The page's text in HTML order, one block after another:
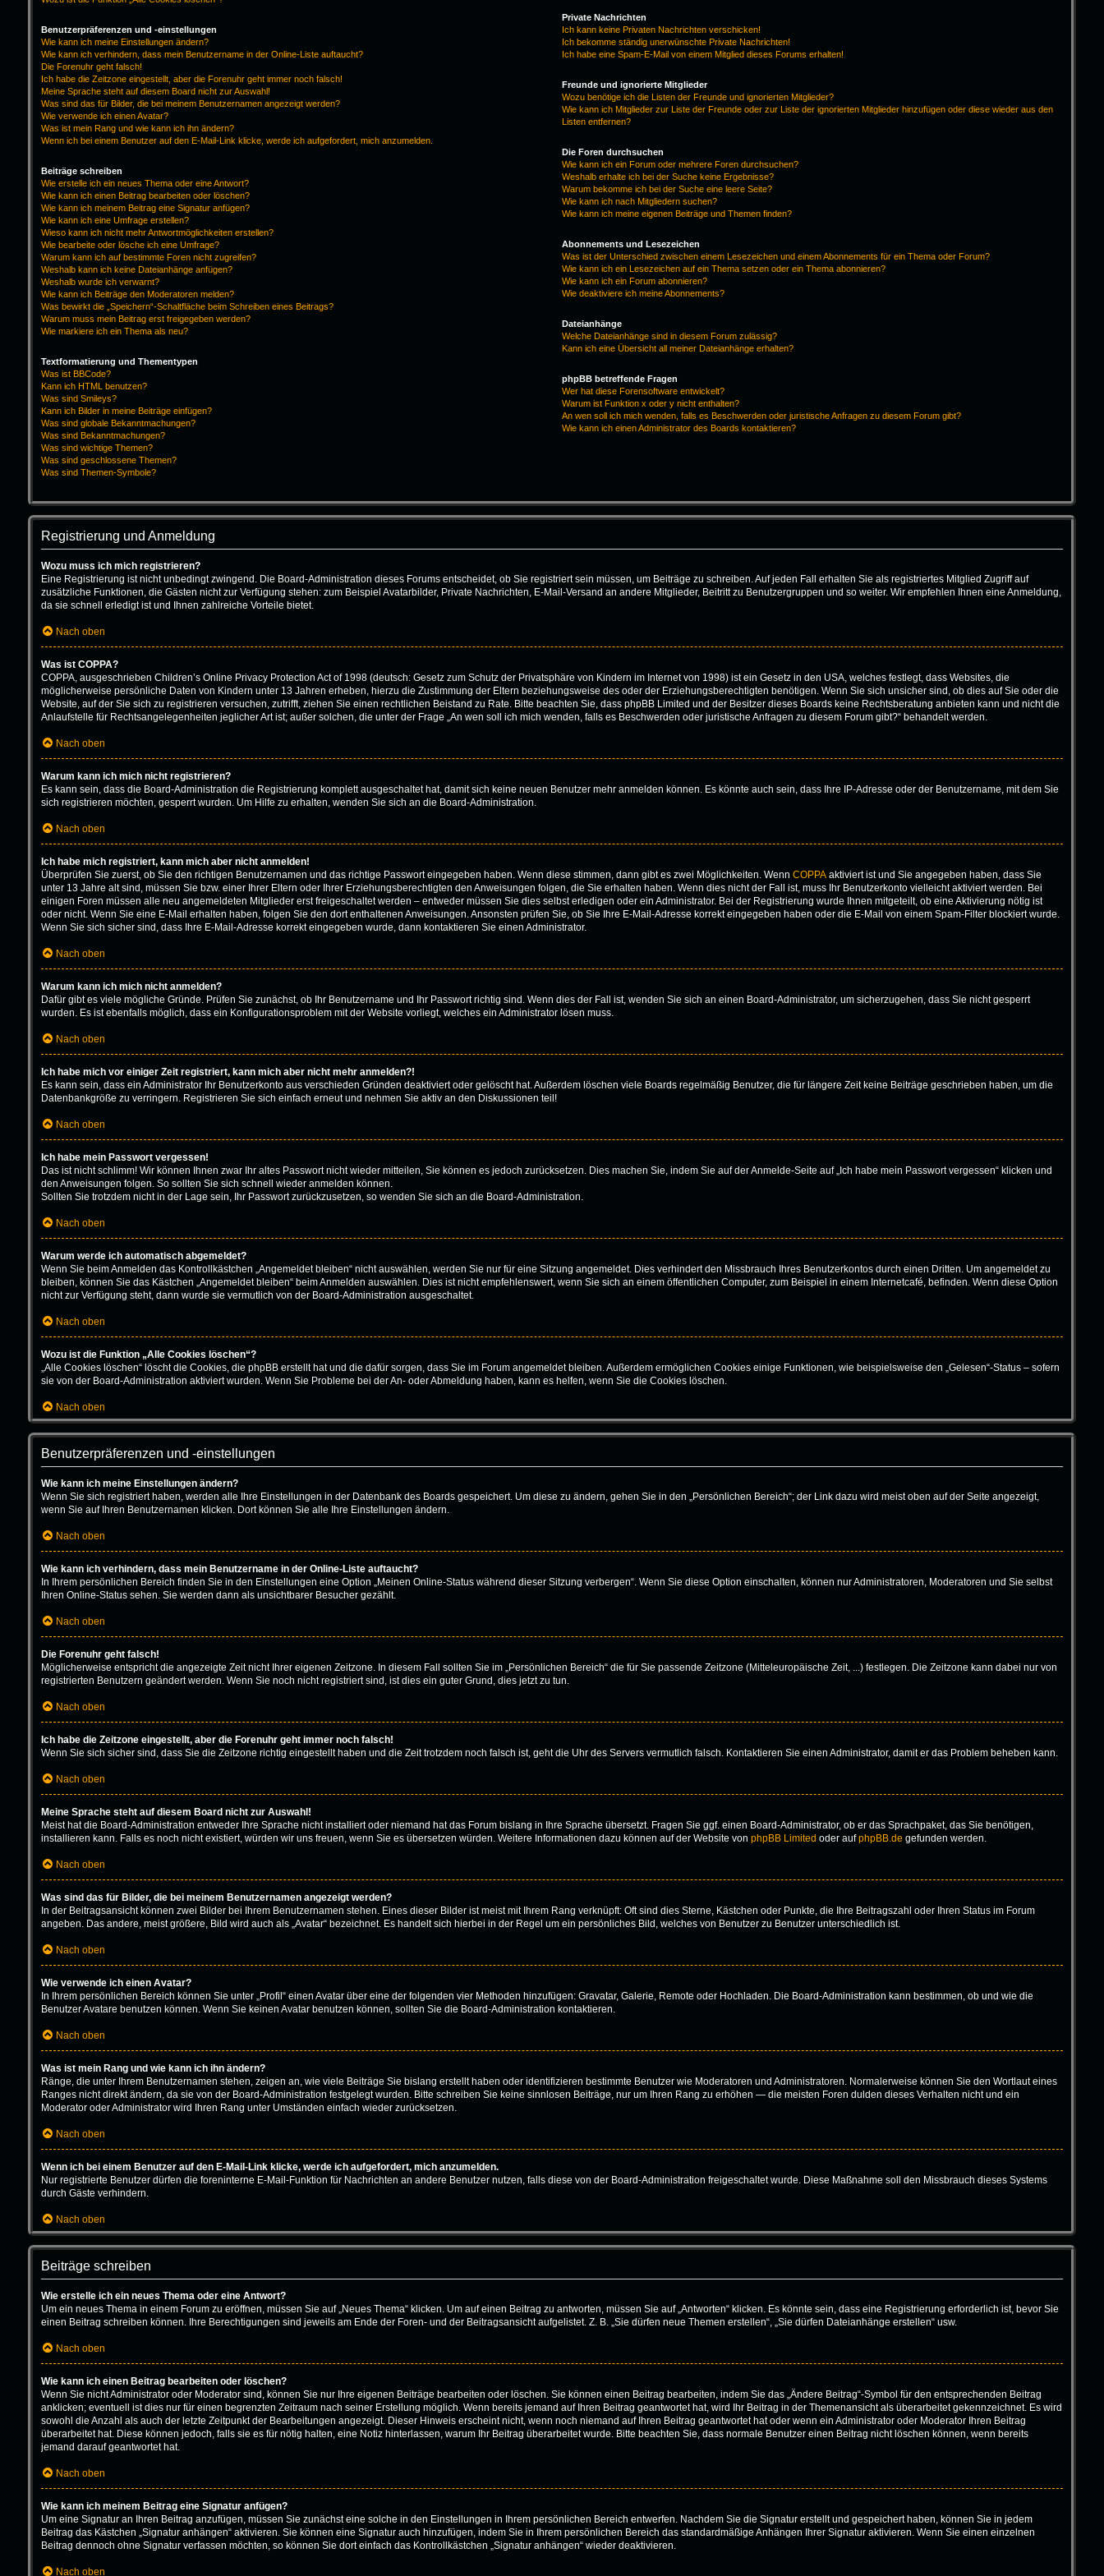
Benutzerpräferenzen und -einstellungen
Wie kann ich meine Einstellungen ändern?
Wie kann ich verhindern, dass mein Benutzername in der Online-Liste auftaucht?
Die Forenuhr geht falsch!
Ich habe die Zeitzone eingestellt, aber die Forenuhr geht immer noch falsch!
Meine Sprache steht auf diesem Board nicht zur Auswahl!
Was sind das für Bilder, die bei meinem Benutzernamen angezeigt werden?
Wie verwende ich einen Avatar?
Was ist mein Rang und wie kann ich ihn ändern?
Wenn ich bei einem Benutzer auf den E-Mail-Link klicke, werde ich aufgefordert, mich anzumelden.
Beiträge schreiben
Wie erstelle ich ein neues Thema oder eine Antwort?
Wie kann ich einen Beitrag bearbeiten oder löschen?
Wie kann ich meinem Beitrag eine Signatur anfügen?
Wie kann ich eine Umfrage erstellen?
Wieso kann ich nicht mehr Antwortmöglichkeiten erstellen?
Wie bearbeite oder lösche ich eine Umfrage?
Warum kann ich auf bestimmte Foren nicht zugreifen?
Weshalb kann ich keine Dateianhänge anfügen?
Weshalb wurde ich verwarnt?
Wie kann ich Beiträge den Moderatoren melden?
Was bewirkt die „Speichern“-Schaltfläche beim Schreiben eines Beitrags?
Warum muss mein Beitrag erst freigegeben werden?
Wie markiere ich ein Thema als neu?
Textformatierung und Thementypen
Was ist BBCode?
Kann ich HTML benutzen?
Was sind Smileys?
Kann ich Bilder in meine Beiträge einfügen?
Was sind globale Bekanntmachungen?
Was sind Bekanntmachungen?
Was sind wichtige Themen?
Was sind geschlossene Themen?
Was sind Themen-Symbole?
Private Nachrichten
Ich kann keine Privaten Nachrichten verschicken!
Ich bekomme ständig unerwünschte Private Nachrichten!
Ich habe eine Spam-E-Mail von einem Mitglied dieses Forums erhalten!
Freunde und ignorierte Mitglieder
Wozu benötige ich die Listen der Freunde und ignorierten Mitglieder?
Wie kann ich Mitglieder zur Liste der Freunde oder zur Liste der ignorierten Mitglieder hinzufügen oder diese wieder aus den
Listen entfernen?
Die Foren durchsuchen
Wie kann ich ein Forum oder mehrere Foren durchsuchen?
Weshalb erhalte ich bei der Suche keine Ergebnisse?
Warum bekomme ich bei der Suche eine leere Seite?
Wie kann ich nach Mitgliedern suchen?
Wie kann ich meine eigenen Beiträge und Themen finden?
Abonnements und Lesezeichen
Was ist der Unterschied zwischen einem Lesezeichen und einem Abonnements für ein Thema oder Forum?
Wie kann ich ein Lesezeichen auf ein Thema setzen oder ein Thema abonnieren?
Wie kann ich ein Forum abonnieren?
Wie deaktiviere ich meine Abonnements?
Dateianhänge
Welche Dateianhänge sind in diesem Forum zulässig?
Kann ich eine Übersicht all meiner Dateianhänge erhalten?
phpBB betreffende Fragen
Wer hat diese Forensoftware entwickelt?
Warum ist Funktion x oder y nicht enthalten?
An wen soll ich mich wenden, falls es Beschwerden oder juristische Anfragen zu diesem Forum gibt?
Wie kann ich einen Administrator des Boards kontaktieren?
Registrierung und Anmeldung
Wozu muss ich mich registrieren?
Eine Registrierung ist nicht unbedingt zwingend. Die Board-Administration dieses Forums entscheidet, ob Sie registriert sein müssen, um Beiträge zu schreiben. Auf jeden Fall erhalten Sie als registriertes Mitglied Zugriff auf
zusätzliche Funktionen, die Gästen nicht zur Verfügung stehen: zum Beispiel Avatarbilder, Private Nachrichten, E-Mail-Versand an andere Mitglieder, Beitritt zu Benutzergruppen und so weiter. Wir empfehlen Ihnen eine Anmeldung,
da sie schnell erledigt ist und Ihnen zahlreiche Vorteile bietet.
Nach oben
Was ist COPPA?
COPPA, ausgeschrieben Children’s Online Privacy Protection Act of 1998 (deutsch: Gesetz zum Schutz der Privatsphäre von Kindern im Internet von 1998) ist ein Gesetz in den USA, welches festlegt, dass Websites, die
möglicherweise persönliche Daten von Kindern unter 13 Jahren erheben, hierzu die Zustimmung der Eltern beziehungsweise des oder der Erziehungsberechtigten benötigen. Wenn Sie sich unsicher sind, ob dies auf Sie oder die
Website, auf der Sie sich zu registrieren versuchen, zutrifft, ziehen Sie einen rechtlichen Beistand zu Rate. Bitte beachten Sie, dass phpBB Limited und der Besitzer dieses Boards keine Rechtsberatung anbieten kann und nicht die
Anlaufstelle für Rechtsangelegenheiten jeglicher Art ist; außer solchen, die unter der Frage „An wen soll ich mich wenden, falls es Beschwerden oder juristische Anfragen zu diesem Forum gibt?“ behandelt werden.
Nach oben
Warum kann ich mich nicht registrieren?
Es kann sein, dass die Board-Administration die Registrierung komplett ausgeschaltet hat, damit sich keine neuen Benutzer mehr anmelden können. Es könnte auch sein, dass Ihre IP-Adresse oder der Benutzername, mit dem Sie
sich registrieren möchten, gesperrt wurden. Um Hilfe zu erhalten, wenden Sie sich an die Board-Administration.
Nach oben
Ich habe mich registriert, kann mich aber nicht anmelden!
Überprüfen Sie zuerst, ob Sie den richtigen Benutzernamen und das richtige Passwort eingegeben haben. Wenn diese stimmen, dann gibt es zwei Möglichkeiten. Wenn COPPAaktiviert ist und Sie angegeben haben, dass Sie
unter 13 Jahre alt sind, müssen Sie bzw. einer Ihrer Eltern oder Ihrer Erziehungsberechtigten den Anweisungen folgen, die Sie erhalten haben. Wenn dies nicht der Fall ist, muss Ihr Benutzerkonto vielleicht aktiviert werden. Bei
einigen Foren müssen alle neu angemeldeten Mitglieder erst freigeschaltet werden – entweder müssen Sie dies selbst erledigen oder ein Administrator. Bei der Registrierung wurde Ihnen mitgeteilt, ob eine Aktivierung nötig ist
oder nicht. Wenn Sie eine E-Mail erhalten haben, folgen Sie den dort enthaltenen Anweisungen. Ansonsten prüfen Sie, ob Sie Ihre E-Mail-Adresse korrekt eingegeben haben oder die E-Mail von einem Spam-Filter blockiert wurde.
Wenn Sie sich sicher sind, dass Ihre E-Mail-Adresse korrekt eingegeben wurde, dann kontaktieren Sie einen Administrator.
Nach oben
Warum kann ich mich nicht anmelden?
Dafür gibt es viele mögliche Gründe. Prüfen Sie zunächst, ob Ihr Benutzername und Ihr Passwort richtig sind. Wenn dies der Fall ist, wenden Sie sich an einen Board-Administrator, um sicherzugehen, dass Sie nicht gesperrt
wurden. Es ist ebenfalls möglich, dass ein Konfigurationsproblem mit der Website vorliegt, welches ein Administrator lösen muss.
Nach oben
Ich habe mich vor einiger Zeit registriert, kann mich aber nicht mehr anmelden?!
Es kann sein, dass ein Administrator Ihr Benutzerkonto aus verschieden Gründen deaktiviert oder gelöscht hat. Außerdem löschen viele Boards regelmäßig Benutzer, die für längere Zeit keine Beiträge geschrieben haben, um die
Datenbankgröße zu verringern. Registrieren Sie sich einfach erneut und nehmen Sie aktiv an den Diskussionen teil!
Nach oben
Ich habe mein Passwort vergessen!
Das ist nicht schlimm! Wir können Ihnen zwar Ihr altes Passwort nicht wieder mitteilen, Sie können es jedoch zurücksetzen. Dies machen Sie, indem Sie auf der Anmelde-Seite auf „Ich habe mein Passwort vergessen“ klicken und
den Anweisungen folgen. So sollten Sie sich schnell wieder anmelden können.
Sollten Sie trotzdem nicht in der Lage sein, Ihr Passwort zurückzusetzen, so wenden Sie sich an die Board-Administration.
Nach oben
Warum werde ich automatisch abgemeldet?
Wenn Sie beim Anmelden das Kontrollkästchen „Angemeldet bleiben“ nicht auswählen, werden Sie nur für eine Sitzung angemeldet. Dies verhindert den Missbrauch Ihres Benutzerkontos durch einen Dritten. Um angemeldet zu
bleiben, können Sie das Kästchen „Angemeldet bleiben“ beim Anmelden auswählen. Dies ist nicht empfehlenswert, wenn Sie sich an einem öffentlichen Computer, zum Beispiel in einem Internetcafé, befinden. Wenn diese Option
nicht zur Verfügung steht, dann wurde sie vermutlich von der Board-Administration ausgeschaltet.
Nach oben
Wozu ist die Funktion „Alle Cookies löschen“?
„Alle Cookies löschen“ löscht die Cookies, die phpBB erstellt hat und die dafür sorgen, dass Sie im Forum angemeldet bleiben. Außerdem ermöglichen Cookies einige Funktionen, wie beispielsweise den „Gelesen“-Status – sofern
sie von der Board-Administration aktiviert wurden. Wenn Sie Probleme bei der An- oder Abmeldung haben, kann es helfen, wenn Sie die Cookies löschen.
Nach oben
Benutzerpräferenzen und -einstellungen
Wie kann ich meine Einstellungen ändern?
Wenn Sie sich registriert haben, werden alle Ihre Einstellungen in der Datenbank des Boards gespeichert. Um diese zu ändern, gehen Sie in den „Persönlichen Bereich“; der Link dazu wird meist oben auf der Seite angezeigt,
wenn Sie auf Ihren Benutzernamen klicken. Dort können Sie alle Ihre Einstellungen ändern.
Nach oben
Wie kann ich verhindern, dass mein Benutzername in der Online-Liste auftaucht?
In Ihrem persönlichen Bereich finden Sie in den Einstellungen eine Option „Meinen Online-Status während dieser Sitzung verbergen“. Wenn Sie diese Option einschalten, können nur Administratoren, Moderatoren und Sie selbst
Ihren Online-Status sehen. Sie werden dann als unsichtbarer Besucher gezählt.
Nach oben
Die Forenuhr geht falsch!
Möglicherweise entspricht die angezeigte Zeit nicht Ihrer eigenen Zeitzone. In diesem Fall sollten Sie im „Persönlichen Bereich“ die für Sie passende Zeitzone (Mitteleuropäische Zeit, ...) festlegen. Die Zeitzone kann dabei nur von
registrierten Benutzern geändert werden. Wenn Sie noch nicht registriert sind, ist dies ein guter Grund, dies jetzt zu tun.
Nach oben
Ich habe die Zeitzone eingestellt, aber die Forenuhr geht immer noch falsch!
Wenn Sie sich sicher sind, dass Sie die Zeitzone richtig eingestellt haben und die Zeit trotzdem noch falsch ist, geht die Uhr des Servers vermutlich falsch. Kontaktieren Sie einen Administrator, damit er das Problem beheben kann.
Nach oben
Meine Sprache steht auf diesem Board nicht zur Auswahl!
Meist hat die Board-Administration entweder Ihre Sprache nicht installiert oder niemand hat das Forum bislang in Ihre Sprache übersetzt. Fragen Sie ggf. einen Board-Administrator, ob er das Sprachpaket, das Sie benötigen,
installieren kann. Falls es noch nicht existiert, würden wir uns freuen, wenn Sie es übersetzen würden. Weitere Informationen dazu können auf der Website von phpBB Limited oder aufphpBB.de gefunden werden.
Nach oben
Was sind das für Bilder, die bei meinem Benutzernamen angezeigt werden?
In der Beitragsansicht können zwei Bilder bei Ihrem Benutzernamen stehen. Eines dieser Bilder ist meist mit Ihrem Rang verknüpft: Oft sind dies Sterne, Kästchen oder Punkte, die Ihre Beitragszahl oder Ihren Status im Forum
angeben. Das andere, meist größere, Bild wird auch als „Avatar“ bezeichnet. Es handelt sich hierbei in der Regel um ein persönliches Bild, welches von Benutzer zu Benutzer unterschiedlich ist.
Nach oben
Wie verwende ich einen Avatar?
In Ihrem persönlichen Bereich können Sie unter „Profil“ einen Avatar über eine der folgenden vier Methoden hinzufügen: Gravatar, Galerie, Remote oder Hochladen. Die Board-Administration kann bestimmen, ob und wie die
Benutzer Avatare benutzen können. Wenn Sie keinen Avatar benutzen können, sollten Sie die Board-Administration kontaktieren.
Nach oben
Was ist mein Rang und wie kann ich ihn ändern?
Ränge, die unter Ihrem Benutzernamen stehen, zeigen an, wie viele Beiträge Sie bislang erstellt haben oder identifizieren bestimmte Benutzer wie Moderatoren und Administratoren. Normalerweise können Sie den Wortlaut eines
Ranges nicht direkt ändern, da sie von der Board-Administration festgelegt wurden. Bitte schreiben Sie keine sinnlosen Beiträge, nur um Ihren Rang zu erhöhen — die meisten Foren dulden dieses Verhalten nicht und ein
Moderator oder Administrator wird Ihren Rang unter Umständen einfach wieder zurücksetzen.
Nach oben
Wenn ich bei einem Benutzer auf den E-Mail-Link klicke, werde ich aufgefordert, mich anzumelden.
Nur registrierte Benutzer dürfen die foreninterne E-Mail-Funktion für Nachrichten an andere Benutzer nutzen, falls diese von der Board-Administration freigeschaltet wurde. Diese Maßnahme soll den Missbrauch dieses Systems
durch Gäste verhindern.
Nach oben
Beiträge schreiben
Wie erstelle ich ein neues Thema oder eine Antwort?
Um ein neues Thema in einem Forum zu eröffnen, müssen Sie auf „Neues Thema“ klicken. Um auf einen Beitrag zu antworten, müssen Sie auf „Antworten“ klicken. Es könnte sein, dass eine Registrierung erforderlich ist, bevor Sie
einen Beitrag schreiben können. Ihre Berechtigungen sind jeweils am Ende der Foren- und der Beitragsansicht aufgelistet. Z. B. „Sie dürfen neue Themen erstellen“, „Sie dürfen Dateianhänge erstellen“ usw.
Nach oben
Wie kann ich einen Beitrag bearbeiten oder löschen?
Wenn Sie nicht Administrator oder Moderator sind, können Sie nur Ihre eigenen Beiträge bearbeiten oder löschen. Sie können einen Beitrag bearbeiten, indem Sie das „Ändere Beitrag“-Symbol für den entsprechenden Beitrag
anklicken; eventuell ist dies nur für einen begrenzten Zeitraum nach seiner Erstellung möglich. Wenn bereits jemand auf Ihren Beitrag geantwortet hat, wird Ihr Beitrag in der Themenansicht als überarbeitet gekennzeichnet. Es wird
sowohl die Anzahl als auch der letzte Zeitpunkt der Bearbeitungen angezeigt. Dieser Hinweis erscheint nicht, wenn noch niemand auf Ihren Beitrag geantwortet hat oder wenn ein Administrator oder Moderator Ihren Beitrag
überarbeitet hat. Diese können jedoch, falls sie es für nötig halten, eine Notiz hinterlassen, warum Ihr Beitrag überarbeitet wurde. Bitte beachten Sie, dass normale Benutzer einen Beitrag nicht löschen können, wenn bereits
jemand darauf geantwortet hat.
Nach oben
Wie kann ich meinem Beitrag eine Signatur anfügen?
Um eine Signatur an Ihren Beitrag anzufügen, müssen Sie zunächst eine solche in den Einstellungen in Ihrem persönlichen Bereich entwerfen. Nachdem Sie die Signatur erstellt und gespeichert haben, können Sie in jedem
Beitrag das Kästchen „Signatur anhängen“ aktivieren. Sie können eine Signatur auch hinzufügen, indem Sie in Ihrem persönlichen Bereich das standardmäßige Anhängen Ihrer Signatur aktivieren. Wenn Sie einen einzelnen
Beitrag dennoch ohne Signatur verfassen möchten, so können Sie dort einfach das Kontrollkästchen „Signatur anhängen“ wieder deaktivieren.
Nach oben